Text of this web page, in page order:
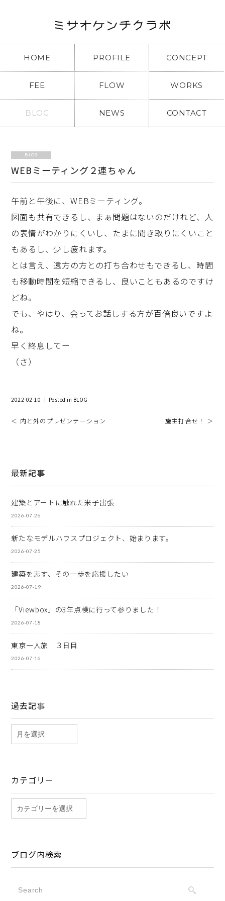
HOME PROFILE CONCEPT
FEE FLOW WORKS
BLOG NEWS CONTACT
BLOG
WEBミーティング２連ちゃん
午前と午後に、WEBミーティング。
図面も共有できるし、まぁ問題はないのだけれど、人
の表情がわかりにくいし、たまに聞き取りにくいこと
もあるし、少し疲れます。
とは言え、遠方の方との打ち合わせもできるし、時間
も移動時間を短縮できるし、良いこともあるのですけ
どね。
でも、やはり、会ってお話しする方が百倍良いですよ
ね。
早く終息してー
（さ）
2022-02-10 ｜ Posted in BLOG
＜ 内と外のプレゼンテーション 施主打合せ！ ＞
最新記事
建築とアートに触れた米子出張
2026-07-26
新たなモデルハウスプロジェクト、始まります。
2026-07-25
建築を志す、その一歩を応援したい
2026-07-19
「Viewbox」の3年点検に行って参りました！
2026-07-18
東京一人旅 ３日目
2026-07-16
過去記事
カテゴリー
ブログ内検索